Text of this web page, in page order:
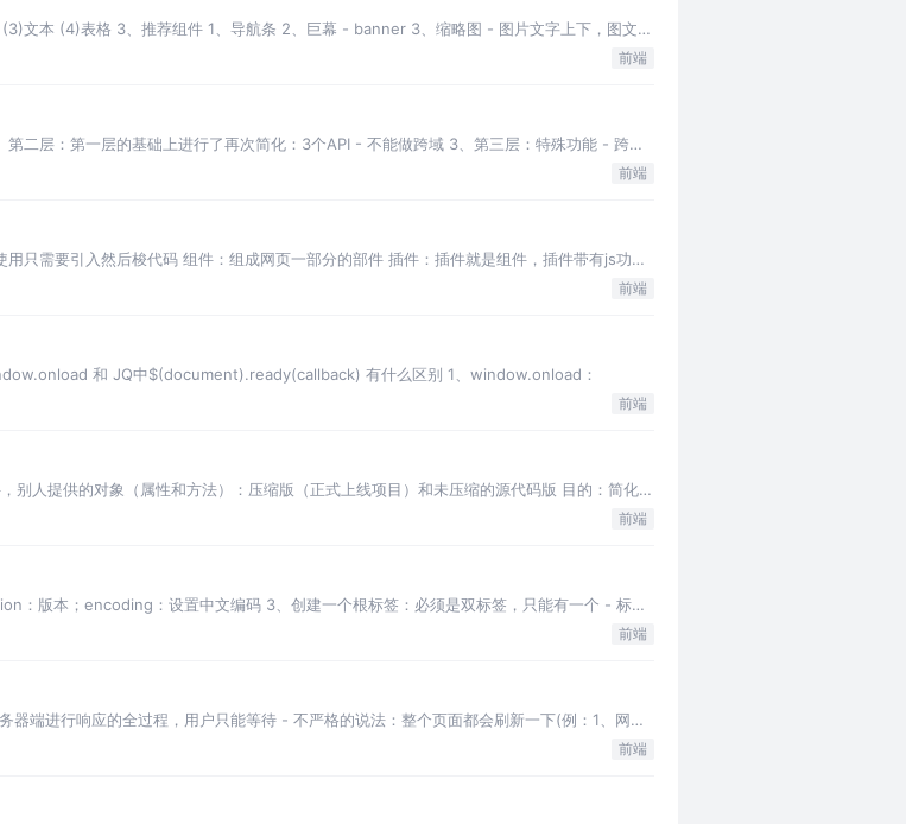
文本 (4)表格 3、推荐组件 1、导航条 2、巨幕 - banner 3、缩略图 - 图片文字上下，图文并
前端
二层：第一层的基础上进行了再次简化：3个API - 不能做跨域 3、第三层：特殊功能 - 跨域
前端
只需要引入然后梭代码 组件：组成网页一部分的部件 插件：插件就是组件，插件带有js功能
前端
和 JQ中$(document).ready(callback) 有什么区别 1、window.onload：
前端
人提供的对象（属性和方法）：压缩版（正式上线项目）和未压缩的源代码版 目的：简化js
前端
：版本；encoding：设置中文编码 3、创建一个根标签：必须是双标签，只能有一个 - 标签
前端
器端进行响应的全过程，用户只能等待 - 不严格的说法：整个页面都会刷新一下(例：1、网址
前端